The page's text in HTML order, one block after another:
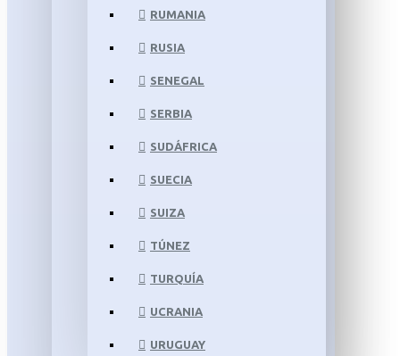
RUMANIA
RUSIA
SENEGAL
SERBIA
SUDÁFRICA
SUECIA
SUIZA
TÚNEZ
TURQUÍA
UCRANIA
URUGUAY